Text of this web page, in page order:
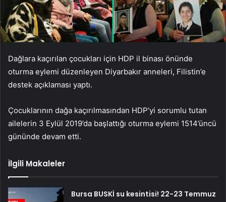
Dağlara kaçırılan çocukları için HDP il binası önünde
oturma eylemi düzenleyen Diyarbakır anneleri, Filistin’e
destek açıklaması yaptı.
Çocuklarının dağa kaçırılmasından HDP’yi sorumlu tutan
ailelerin 3 Eylül 2019’da başlattığı oturma eylemi 1514’üncü
gününde devam etti.
İlgili Makaleler
Bursa BUSKİ su kesintisi! 22-23 Temmuz